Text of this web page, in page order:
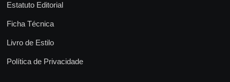
Estatuto Editorial
Ficha Técnica
Livro de Estilo
Política de Privacidade